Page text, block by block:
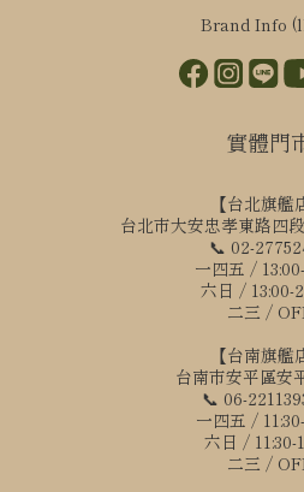
Brand Info
實體門
【台北旗艦
台北市大安忠孝東路四
📞 02-
一四五 /
六日 / 13:00-
二三 /
【台南旗艦
台南市安平區安
📞 06-
一四五 /
六日 / 11:30-
二三 /